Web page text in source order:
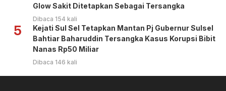
Glow Sakit Ditetapkan Sebagai Tersangka
Dibaca 154 kali
5
Kejati Sul Sel Tetapkan Mantan Pj Gubernur Sulsel
Bahtiar Baharuddin Tersangka Kasus Korupsi Bibit
Nanas Rp50 Miliar
Dibaca 146 kali